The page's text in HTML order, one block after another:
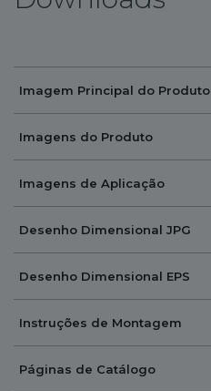
Imagem Principal do Produto
Imagens do Produto
Imagens de Aplicação
Desenho Dimensional JPG
Desenho Dimensional EPS
Instruções de Montagem
Páginas de Catálogo